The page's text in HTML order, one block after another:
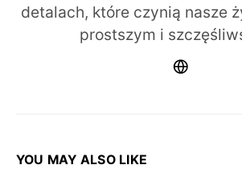
detalach, które czynią nasze
prostszym i
YOU MAY ALSO LIKE